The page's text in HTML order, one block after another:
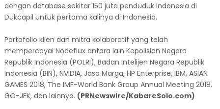
dengan database sekitar 150 juta penduduk Indonesia di
Dukcapil untuk pertama kalinya di Indonesia.
Portofolio klien dan mitra kolaboratif yang telah
mempercayai Nodeflux antara lain Kepolisian Negara
Republik Indonesia (POLRI), Badan Intelijen Negara Republik
Indonesia (BIN), NVIDIA, Jasa Marga, HP Enterprise, IBM, ASIAN
GAMES 2018, The IMF-World Bank Group Annual Meeting 2018,
GO-JEK, dan lainnya. (PRNewswire/KabareSolo.com)